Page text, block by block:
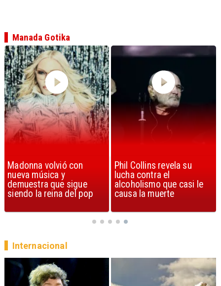
Phil Collins revela su
lucha contra el
alcoholismo que casi le
causa la muerte
U2 lanza nuevo sencillo
con estribillo en español:
Streets of Dreams
Manada Gotika
Internacional